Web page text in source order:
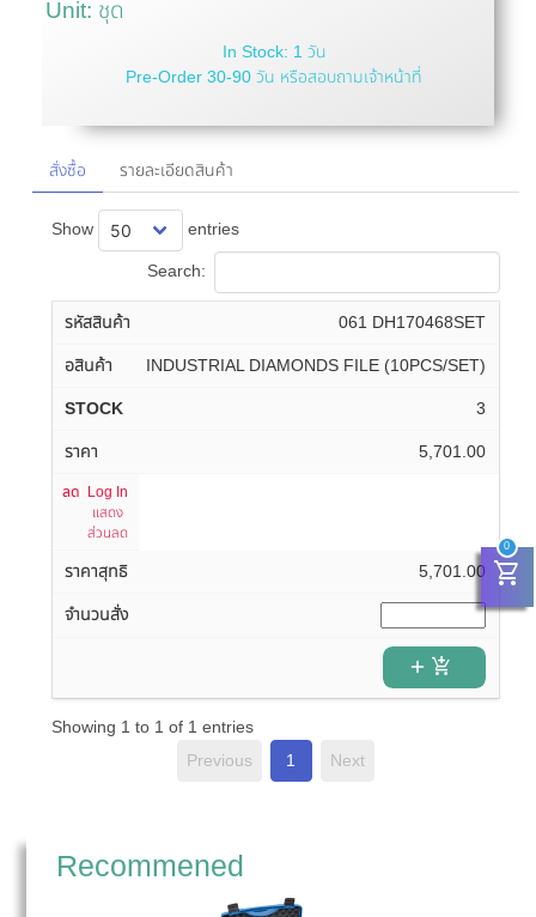
shopping_cart
0
Unit: ชุด
In Stock: 1 วัน
Pre-Order 30-90 วัน หรือสอบถามเจ้าหน้าที่
สั่งซื้อ รายละเอียดสินค้า
Show entries
Search:
061 DH170468SET
INDUSTRIAL DIAMONDS FILE (10PCS/SET)
3
5,701.00
Log In
แสดง
ส่วนลด
5,701.00
add_shopping_cart
Showing 1 to 1 of 1 entries
Previous
1 Next
Recommened